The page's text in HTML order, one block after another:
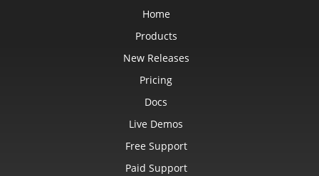
Home
Products
New Releases
Pricing
Docs
Live Demos
Free Support
Paid Support